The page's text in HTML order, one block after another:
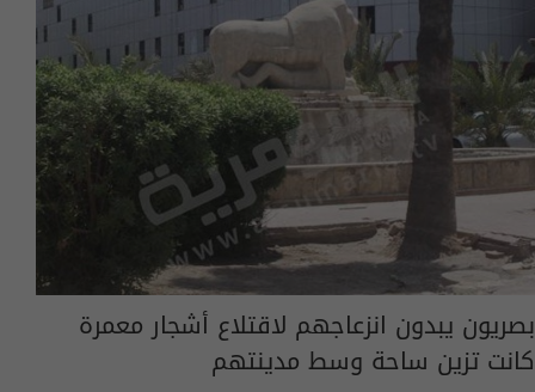
بصريون يبدون انزعاجهم لاقتلاع أشجار معمرة
كانت تزين ساحة وسط مدينتهم